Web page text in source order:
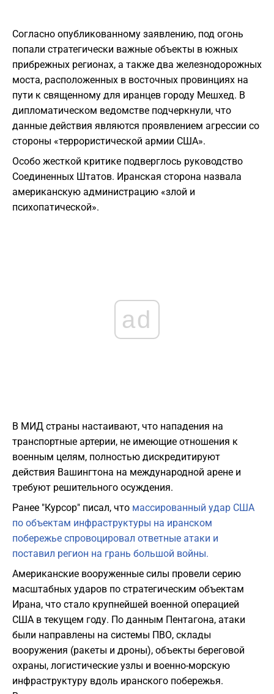
​Согласно опубликованному заявлению, под огонь
попали стратегически важные объекты в южных
прибрежных регионах, а также два железнодорожных
моста, расположенных в восточных провинциях на
пути к священному для иранцев городу Мешхед. В
дипломатическом ведомстве подчеркнули, что
данные действия являются проявлением агрессии со
стороны «террористической армии США».
​Особо жесткой критике подверглось руководство
Соединенных Штатов. Иранская сторона назвала
американскую администрацию «злой и
психопатической».
ad
В МИД страны настаивают, что нападения на
транспортные артерии, не имеющие отношения к
военным целям, полностью дискредитируют
действия Вашингтона на международной арене и
требуют решительного осуждения.
Ранее "Курсор" писал, что массированный удар США
по объектам инфраструктуры на иранском
побережье спровоцировал ответные атаки и
поставил регион на грань большой войны.
Американские вооруженные силы провели серию
масштабных ударов по стратегическим объектам
Ирана, что стало крупнейшей военной операцией
США в текущем году. По данным Пентагона, атаки
были направлены на системы ПВО, склады
вооружения (ракеты и дроны), объекты береговой
охраны, логистические узлы и военно-морскую
инфраструктуру вдоль иранского побережья.